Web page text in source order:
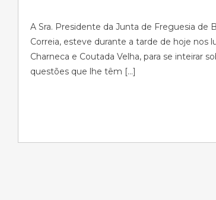
A Sra. Presidente da Junta de Freguesia de
Correia, esteve durante a tarde de hoje nos
Charneca e Coutada Velha, para se inteirar
questões que lhe têm […]